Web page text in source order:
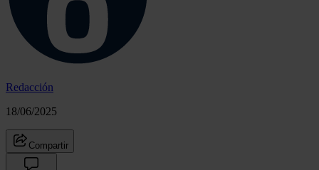
Redacción
18/06/2025
Compartir